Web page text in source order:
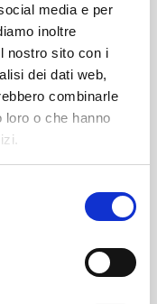
media e per
inoltre
nostro sito con i
dei dati web,
combinarle
o che hanno